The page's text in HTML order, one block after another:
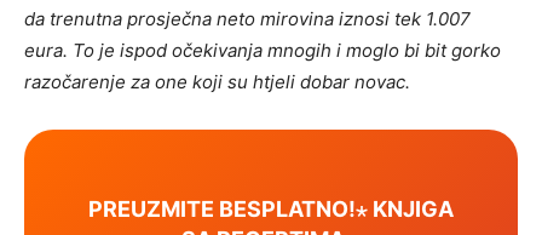
da trenutna prosječna neto mirovina iznosi tek 1.007
eura. To je ispod očekivanja mnogih i moglo bi bit gorko
razočarenje za one koji su htjeli dobar novac.
PREUZMITE BESPLATNO!⋆ KNJIGA